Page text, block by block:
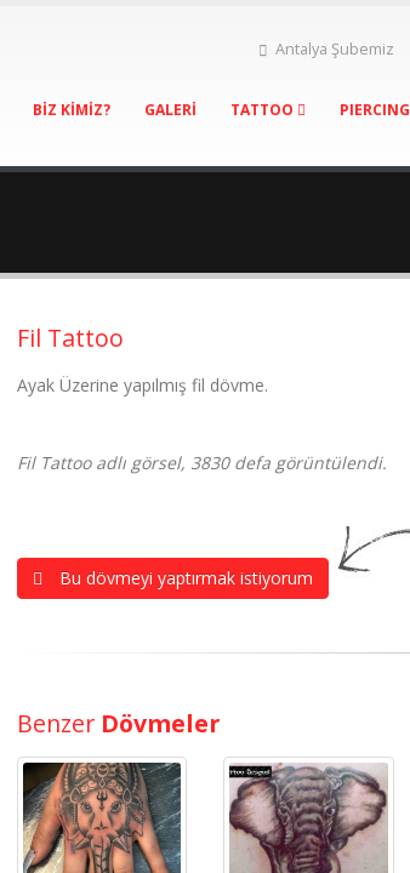
Antalya Şubemiz
BİZ KİMİZ? GALERİ TATTOO PIERCING
Fil Tattoo
Ayak Üzerine yapılmış fil dövme.
Fil Tattoo adlı görsel, 3830 defa görüntülendi.
Bu dövmeyi yaptırmak istiyorum
Benzer Dövmeler